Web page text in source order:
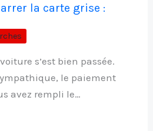
la carte grise :
s’est bien passée.
le paiement
avez rempli le…